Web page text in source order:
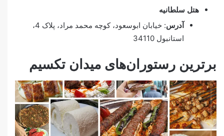
هتل سلطانیه
آدرس
: خیابان ابوسعود، کوچه محمد مراد، پلاک 4،
استانبول 34110
برترین رستوران‌های میدان تکسیم